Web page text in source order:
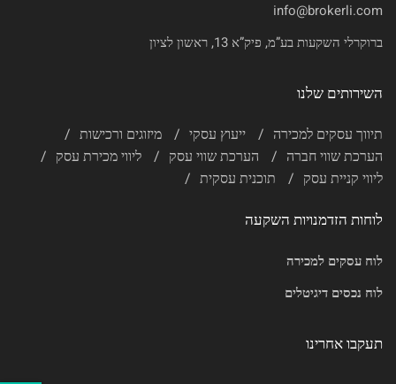
info@brokerli.com
ברוקרלי השקעות בע”מ, פיק”א 13, ראשון לציון
השירותים שלנו
תיווך עסקים למכירה ייעוץ עסקי
מיזוגים ורכישות
הערכת שווי חברה
הערכת שווי עסק
ליווי מכירת עסק
ליווי קניית עסק
תוכנית עסקית
לוחות הזדמנויות השקעה
לוח עסקים למכירה
לוח נכסים דיגיטלים
תעקבו אחרינו